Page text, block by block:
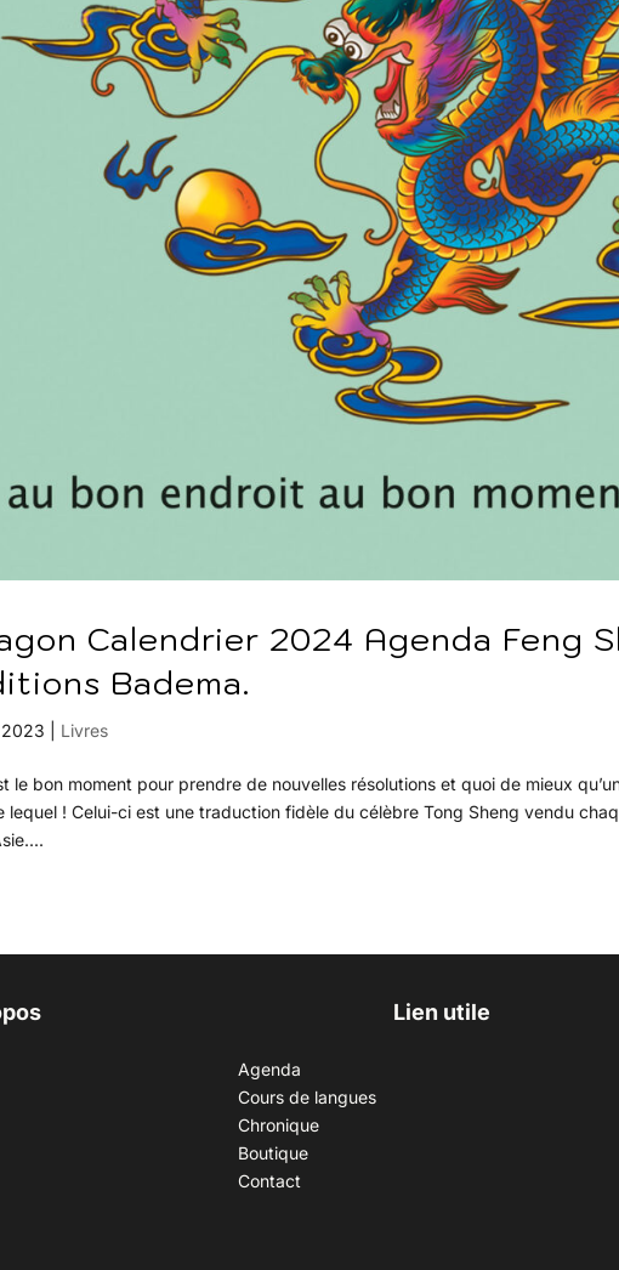
Calendrier 2024 Agenda Feng
Badema.
Livres
le bon moment pour prendre de nouvelles résolutions et quoi de mieux
lequel ! Celui-ci est une traduction fidèle du célèbre Tong Sheng vendu
Lien utile
Agenda
Cours de langues
Chronique
Boutique
Contact